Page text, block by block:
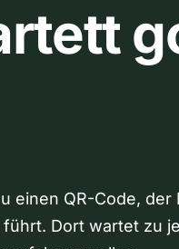
einen QR-Code, der
Dort wartet zu